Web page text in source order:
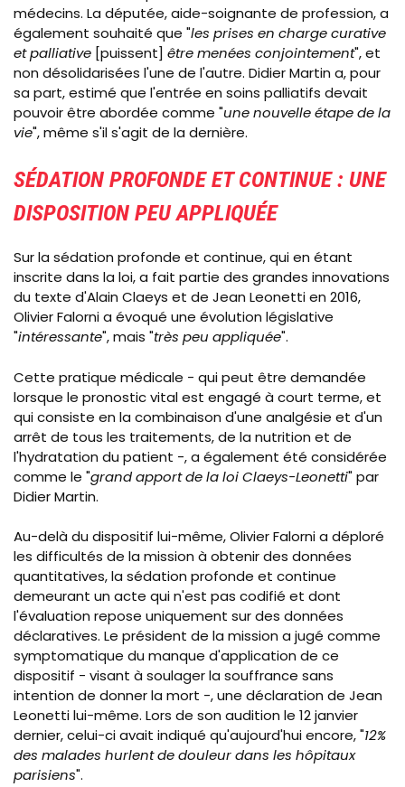
médecins. La députée, aide-soignante de profession, a
également souhaité que "les prises en charge curative
et palliative [puissent] être menées conjointement", et
non désolidarisées l'une de l'autre. Didier Martin a, pour
sa part, estimé que l'entrée en soins palliatifs devait
pouvoir être abordée comme "une nouvelle étape de la
vie", même s'il s'agit de la dernière.
SÉDATION PROFONDE ET CONTINUE : UNE
DISPOSITION PEU APPLIQUÉE
Sur la sédation profonde et continue, qui en étant
inscrite dans la loi, a fait partie des grandes innovations
du texte d'Alain Claeys et de Jean Leonetti en 2016,
Olivier Falorni a évoqué une évolution législative
"intéressante", mais "très peu appliquée".
Cette pratique médicale - qui peut être demandée
lorsque le pronostic vital est engagé à court terme, et
qui consiste en la combinaison d'une analgésie et d'un
arrêt de tous les traitements, de la nutrition et de
l'hydratation du patient -, a également été considérée
comme le "grand apport de la loiClaeys-Leonetti" par
Didier Martin.
Au-delà du dispositif lui-même, Olivier Falorni a déploré
les difficultés de la mission à obtenir des données
quantitatives, la sédation profonde et continue
demeurant un acte qui n'est pas codifié et dont
l'évaluation repose uniquement sur des données
déclaratives. Le président de la mission a jugé comme
symptomatique du manque d'application de ce
dispositif - visant à soulager la souffrance sans
intention de donner la mort -, une déclaration de Jean
Leonetti lui-même. Lors de son audition le 12 janvier
dernier, celui-ci avait indiqué qu'aujourd'hui encore, "12%
des malades hurlent de douleur dans les hôpitaux
parisiens".